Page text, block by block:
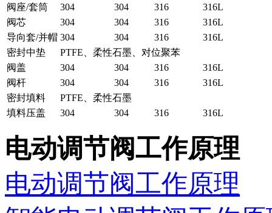
阀座/套筒
304 304 316
316L
阀芯
304 304 316
316L
导向套/并帽 304 304 316
316L
密封中垫
PTFE、柔性石墨、对位聚苯
阀盖
304 304 316
316L
阀杆
304 304 316
316L
密封填料
PTFE、柔性石墨
填料压盖
304 304 316 316L
电动调节阀工作原理
电动调节阀工作原理